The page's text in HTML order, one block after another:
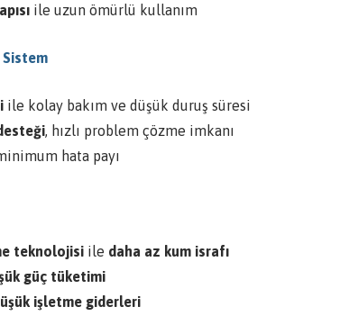
ile uzun ömürlü kullanım
Sistem
ile kolay bakım ve düşük duruş süresi
, hızlı problem çözme imkanı
hata payı
teknolojisi ile daha az kum israfı
güç tüketimi
işletme giderleri